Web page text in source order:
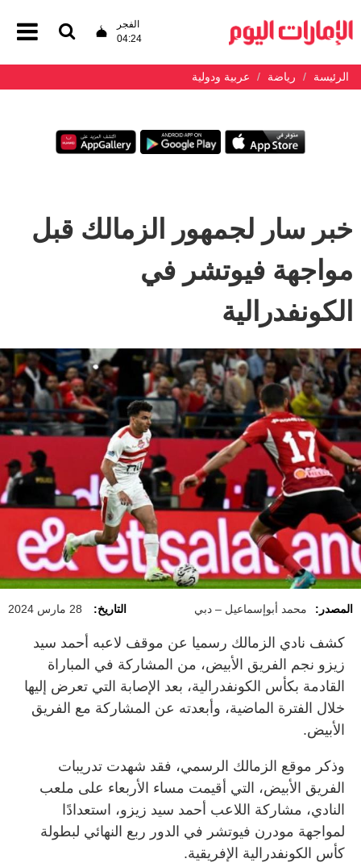
الفجر
04:24
الرئيسة رياضة عربية ودولية
خبر سار لجمهور الزمالك قبل
مواجهة فيوتشر في
الكونفدرالية
المصدر: محمد أبوإسماعيل – دبي التاريخ: 28 مارس 2024
كشف نادي الزمالك رسميا عن موقف لاعبه أحمد سيد
زيزو نجم الفريق الأبيض، من المشاركة في المباراة
القادمة بكأس الكونفدرالية، بعد الإصابة التي تعرض إليها
خلال الفترة الماضية، وأبعدته عن المشاركة مع الفريق
الأبيض.
وذكر موقع الزمالك الرسمي، فقد شهدت تدريبات
الفريق الأبيض، التي أقيمت مساء الأربعاء على ملعب
النادي، مشاركة اللاعب أحمد سيد زيزو، استعدادًا
لمواجهة مودرن فيوتشر في الدور ربع النهائي لبطولة
كأس الكونفدرالية الإفريقية.